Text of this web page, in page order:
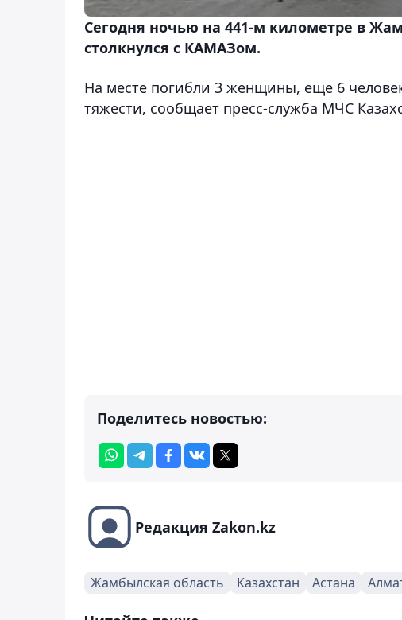
Сегодня ночью на 441-м километре в
столкнулся с КАМАЗом.
На месте погибли 3 женщины, еще 6
тяжести, сообщает пресс-служба МЧС
Поделитесь новостью:
Редакция Zakon.kz
Жамбылская область Казахстан Астана